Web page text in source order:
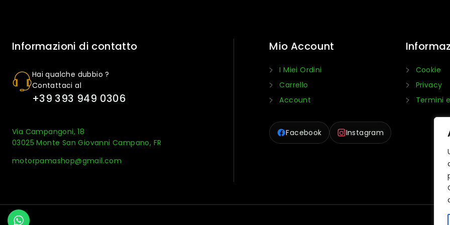
Informazioni di contatto
Hai qualche dubbio ?
Contattaci al
+39 393 949 0306
Via Campangoni, 18
03025 Monte San Giovanni Campano, FR
motorpamashop@gmail.com
Mio Account
I Miei Ordini
Carrello
Account
Facebook Instagram
Cookie
Privacy
Termini